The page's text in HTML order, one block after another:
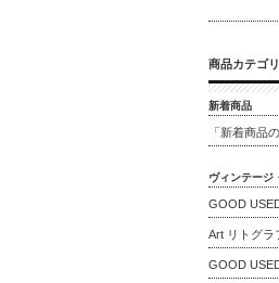
商品カテゴリ
新着商品
「新着商品
ヴィンテージ
GOOD
Art リトグラ
GOOD